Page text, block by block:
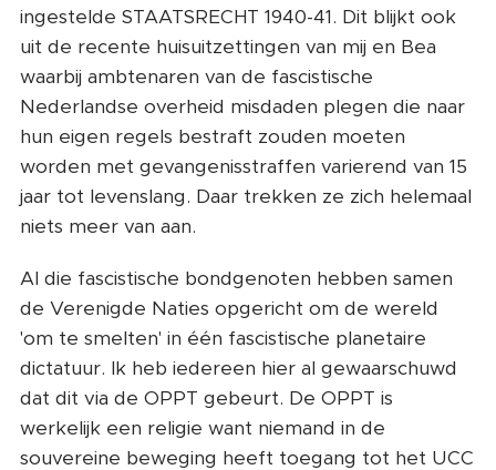
ingestelde STAATSRECHT 1940-41. Dit blijkt ook
uit de recente huisuitzettingen van mij en Bea
waarbij ambtenaren van de fascistische
Nederlandse overheid misdaden plegen die naar
hun eigen regels bestraft zouden moeten
worden met gevangenisstraffen varierend van 15
jaar tot levenslang. Daar trekken ze zich helemaal
niets meer van aan.
Al die fascistische bondgenoten hebben samen
de Verenigde Naties opgericht om de wereld
'om te smelten' in één fascistische planetaire
dictatuur. Ik heb iedereen hier al gewaarschuwd
dat dit via de OPPT gebeurt. De OPPT is
werkelijk een religie want niemand in de
souvereine beweging heeft toegang tot het UCC